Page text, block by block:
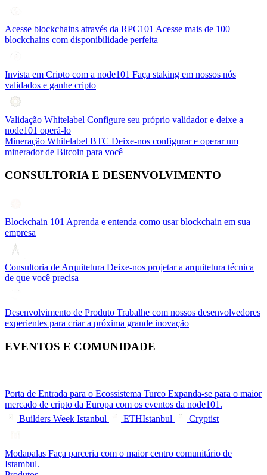
Acesse blockchains através da RPC101 Acesse mais de 100
blockchains com disponibilidade perfeita
Invista em Cripto com a node101 Faça staking em nossos nós
validados e ganhe cripto
Validação Whitelabel Configure seu próprio validador e deixe a
node101 operá-lo
Mineração Whitelabel BTC Deixe-nos configurar e operar um
minerador de Bitcoin para você
CONSULTORIA E DESENVOLVIMENTO
Blockchain 101 Aprenda e entenda como usar blockchain em sua
empresa
Consultoria de Arquitetura Deixe-nos projetar a arquitetura técnica
de que você precisa
Desenvolvimento de Produto Trabalhe com nossos desenvolvedores
experientes para criar a próxima grande inovação
EVENTOS E COMUNIDADE
Porta de Entrada para o Ecossistema Turco Expanda-se para o maior
mercado de cripto da Europa com os eventos da node101.
Builders Week Istanbul
ETHIstanbul Cryptist
Modapalas Faça parceria com o maior centro comunitário de
Istambul.